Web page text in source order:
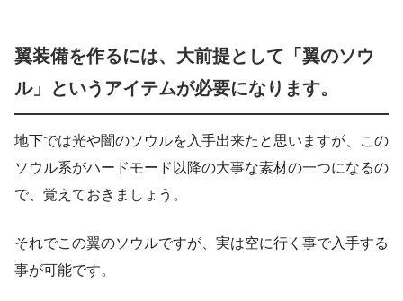
翼装備を作るには、大前提として「翼のソウ
ル」というアイテムが必要になります。
地下では光や闇のソウルを入手出来たと思いますが、この
ソウル系がハードモード以降の大事な素材の一つになるの
で、覚えておきましょう。
それでこの翼のソウルですが、実は空に行く事で入手する
事が可能です。